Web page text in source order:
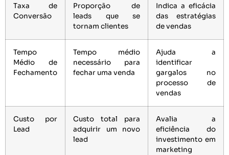
Taxa de
Conversão
Proporção de
leads que se
tornam clientes
Indica a eficácia
das estratégias
de vendas
Tempo
Médio de
Fechamento
Tempo médio
necessário para
fechar uma venda
Ajuda a
identificar
gargalos no
processo de
vendas
Custo por
Lead
Custo total para
adquirir um novo
lead
Avalia a
eficiência do
investimento em
marketing